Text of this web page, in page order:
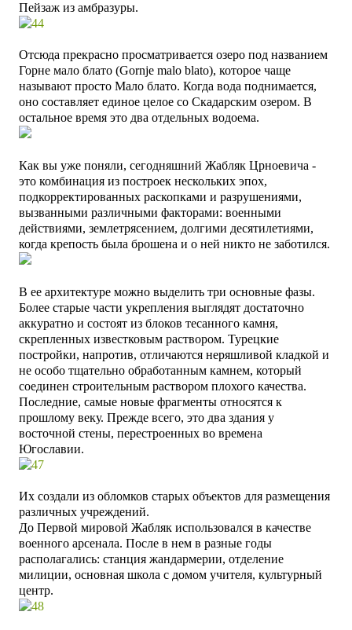
Пейзаж из амбразуры.
Отсюда прекрасно просматривается озеро под названием
Горне мало блато (Gornje malo blato), которое чаще
называют просто Мало блато. Когда вода поднимается,
оно составляет единое целое со Скадарским озером. В
остальное время это два отдельных водоема.
Как вы уже поняли, сегодняшний Жабляк Црноевича -
это комбинация из построек нескольких эпох,
подкорректированных раскопками и разрушениями,
вызванными различными факторами: военными
действиями, землетрясением, долгими десятилетиями,
когда крепость была брошена и о ней никто не заботился.
В ее архитектуре можно выделить три основные фазы.
Более старые части укрепления выглядят достаточно
аккуратно и состоят из блоков тесанного камня,
скрепленных известковым раствором. Турецкие
постройки, напротив, отличаются неряшливой кладкой и
не особо тщательно обработанным камнем, который
соединен строительным раствором плохого качества.
Последние, самые новые фрагменты относятся к
прошлому веку. Прежде всего, это два здания у
восточной стены, перестроенных во времена
Югославии.
Их создали из обломков старых объектов для размещения
различных учреждений.
До Первой мировой Жабляк использовался в качестве
военного арсенала. После в нем в разные годы
располагались: станция жандармерии, отделение
милиции, основная школа с домом учителя, культурный
центр.